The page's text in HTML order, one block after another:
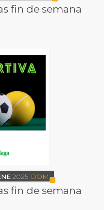
fin de semana
2025 DOM
fin de semana